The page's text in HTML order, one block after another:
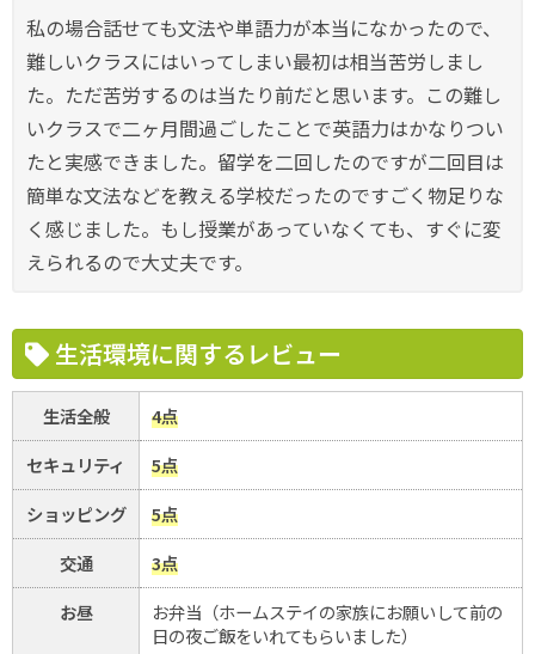
私の場合話せても文法や単語力が本当になかったので、
難しいクラスにはいってしまい最初は相当苦労しまし
た。ただ苦労するのは当たり前だと思います。この難し
いクラスで二ヶ月間過ごしたことで英語力はかなりつい
たと実感できました。留学を二回したのですが二回目は
簡単な文法などを教える学校だったのですごく物足りな
く感じました。もし授業があっていなくても、すぐに変
えられるので大丈夫です。
生活環境に関するレビュー
生活全般
4点
セキュリティ
5点
ショッピング
5点
交通
3点
お昼
お弁当（ホームステイの家族にお願いして前の
日の夜ご飯をいれてもらいました）